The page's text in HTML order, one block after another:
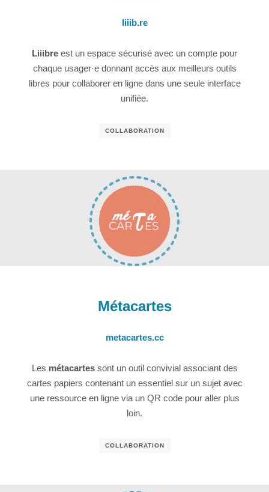
liiib.re
Liiibre est un espace sécurisé avec un compte pour
chaque usager·e donnant accès aux meilleurs outils
libres pour collaborer en ligne dans une seule interface
unifiée.
COLLABORATION
Métacartes
metacartes.cc
Les métacartessont un outil convivial associant des
cartes papiers contenant un essentiel sur un sujet avec
une ressource en ligne via un QR code pour aller plus
loin.
COLLABORATION